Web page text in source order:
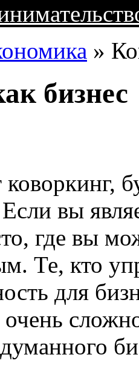
»
бизнес
коворкинг,
вы
где вы
Те, кто
для
очень